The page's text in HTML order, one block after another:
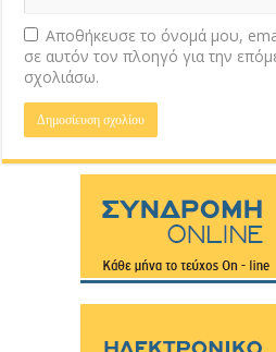
Αποθήκευσε το όνομά μου,
σε αυτόν τον πλοηγό για την
σχολιάσω.